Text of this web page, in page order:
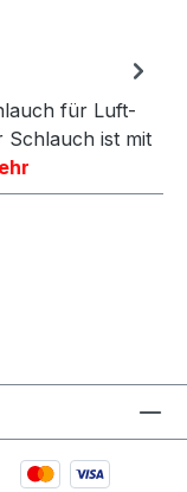
für Luft-
Schlauch ist mit